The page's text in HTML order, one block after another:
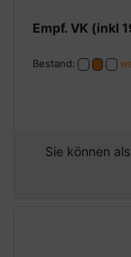
Empf. VK (inkl
Bestand:
Sie können